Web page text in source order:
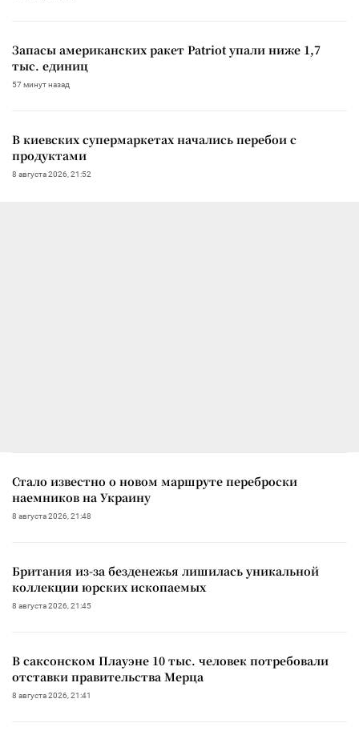
Запасы американских ракет Patriot упали ниже 1,7
тыс. единиц
57 минут назад
В киевских супермаркетах начались перебои с
продуктами
8 августа 2026, 21:52
Стало известно о новом маршруте переброски
наемников на Украину
8 августа 2026, 21:48
Британия из-за безденежья лишилась уникальной
коллекции юрских ископаемых
8 августа 2026, 21:45
В саксонском Плауэне 10 тыс. человек потребовали
отставки правительства Мерца
8 августа 2026, 21:41